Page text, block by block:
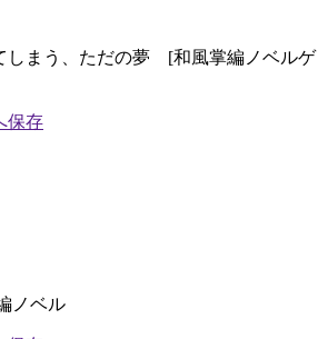
しまう、ただの夢 [和風掌編ノベルゲ
ノベル